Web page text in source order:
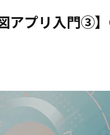
アプリ入門③